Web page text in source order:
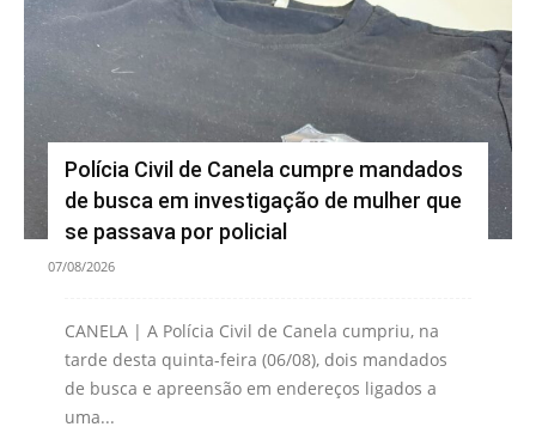
Polícia Civil de Canela cumpre mandados
de busca em investigação de mulher que
se passava por policial
07/08/2026
CANELA | A Polícia Civil de Canela cumpriu, na
tarde desta quinta-feira (06/08), dois mandados
de busca e apreensão em endereços ligados a
uma...